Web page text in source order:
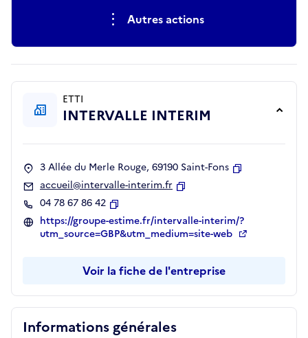
Actions rapidesAutres actions
Informations générales
ETTI
INTERVALLE INTERIM
3 Allée du Merle Rouge, 69190 Saint-Fons
accueil@intervalle-interim.fr
04 78 67 86 42
Copier
https://groupe-estime.fr/intervalle-interim/?
utm_source=GBP&utm_medium=site-web
Voir la fiche de l'entreprise